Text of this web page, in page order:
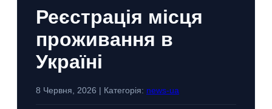
Реєстрація місця
проживання в
Україні
8 Червня, 2026 | Категорія: news-ua